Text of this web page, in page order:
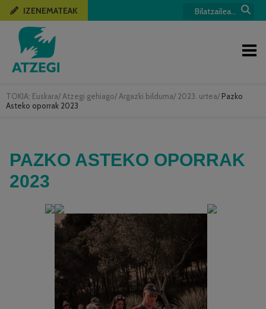
TOKIA: Euskara/ Atzegi gehiago/ Argazki bilduma/ 2023. urtea/ Pazko
Asteko oporrak 2023
IZENEMATEAK
PAZKO ASTEKO OPORRAK
2023